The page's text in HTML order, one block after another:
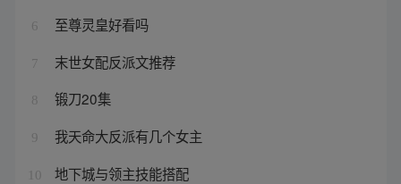
6 至尊灵皇好看吗
7 末世女配反派文推荐
8 锻刀20集
9 我天命大反派有几个女主
10 地下城与领主技能搭配